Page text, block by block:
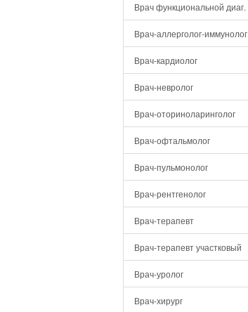
Врач функциональной диаг.
Врач-аллерголог-иммунолог
Врач-кардиолог
Врач-невролог
Врач-оториноларинголог
Врач-офтальмолог
Врач-пульмонолог
Врач-рентгенолог
Врач-терапевт
Врач-терапевт участковый
Врач-уролог
Врач-хирург